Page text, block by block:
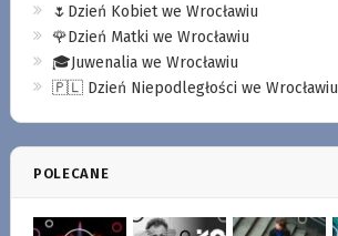
🌷Dzień Kobiet we Wrocławiu
🌹Dzień Matki we Wrocławiu
🎓Juwenalia we Wrocławiu
🇵🇱 Dzień Niepodległości we Wrocławiu
POLECANE